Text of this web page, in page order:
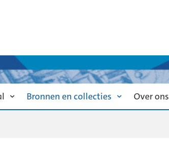
Bronnen en collecties Over ons